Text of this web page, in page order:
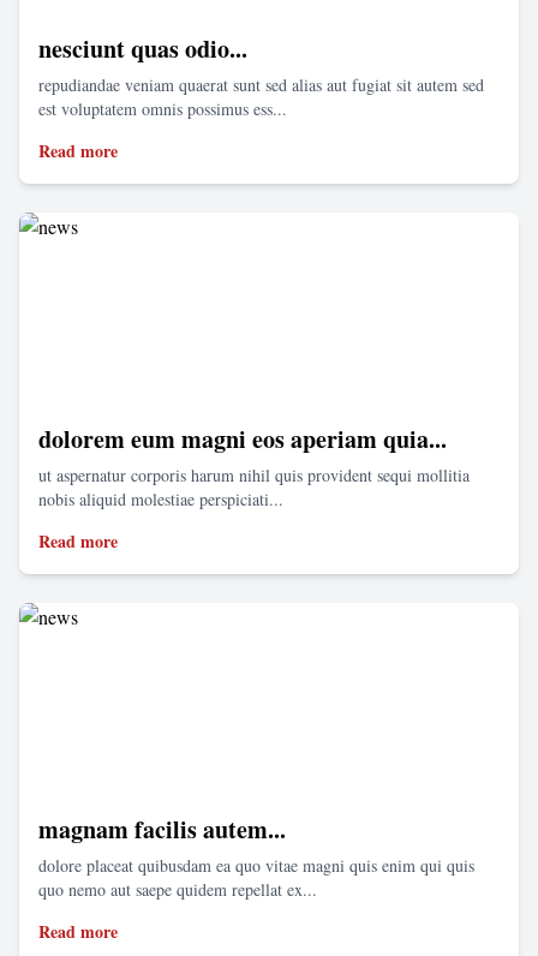
nesciunt quas odio...
repudiandae veniam quaerat sunt sed alias aut fugiat sit autem sed
est voluptatem omnis possimus ess...
Read more
dolorem eum magni eos aperiam quia...
ut aspernatur corporis harum nihil quis provident sequi mollitia
nobis aliquid molestiae perspiciati...
Read more
magnam facilis autem...
dolore placeat quibusdam ea quo vitae magni quis enim qui quis
quo nemo aut saepe quidem repellat ex...
Read more